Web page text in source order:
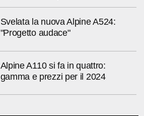
Svelata la nuova Alpine A524:
"Progetto audace"
Alpine A110 si fa in quattro:
gamma e prezzi per il 2024